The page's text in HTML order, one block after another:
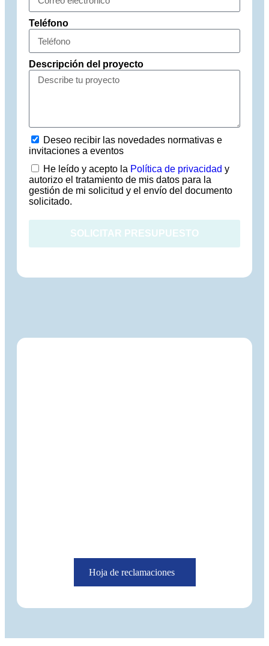
Teléfono
Descripción del proyecto
Deseo recibir las novedades normativas e
invitaciones a eventos
He leído y acepto la Política de privacidad y
autorizo el tratamiento de mis datos para la
gestión de mi solicitud y el envío del documento
solicitado.
SOLICITAR PRESUPUESTO
Hoja de reclamaciones